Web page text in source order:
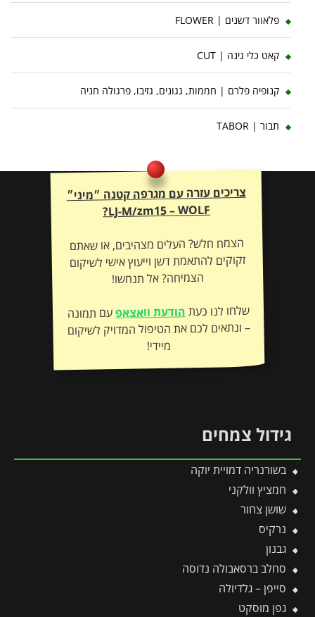
פלאוור דשנים | FLOWER
קאט כלי גינה | CUT
קנופיה פלרם | חממות, גגונים, גזיבו, פרגולה חניה
תבור | TABOR
צריכים עזרה עם מגרפה קטנה ״מיני״
LJ-M/zm15 – WOLF
?
הצמח חלש? העלים מצהיבים, או שאתם
זקוקים להתאמת דשן וייעוץ אישי לשיקום
הצמיחה? אל תנחשו!
שלחו לנו כעתהודעת וואצאפעם תמונה
– ונתאים לכם את הטיפול המדויק לשיקום
מיידי!
גידול צמחים
בשורנריה דמויית יוקה
חמציץ וולקני
שושן צחור
נרקיס
גבנון
סחלב ברסאבולה נדוסה
סייפן – גלדיולה
גפן מוסקט